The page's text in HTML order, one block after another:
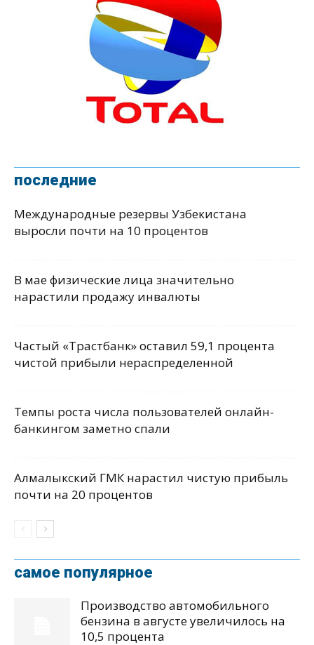
последние
Международные резервы Узбекистана
выросли почти на 10 процентов
В мае физические лица значительно
нарастили продажу инвалюты
Частый «Трастбанк» оставил 59,1 процента
чистой прибыли нераспределенной
Темпы роста числа пользователей онлайн-
банкингом заметно спали
Алмалыкский ГМК нарастил чистую прибыль
почти на 20 процентов
самое популярное
Производство автомобильного
бензина в августе увеличилось на
10,5 процента